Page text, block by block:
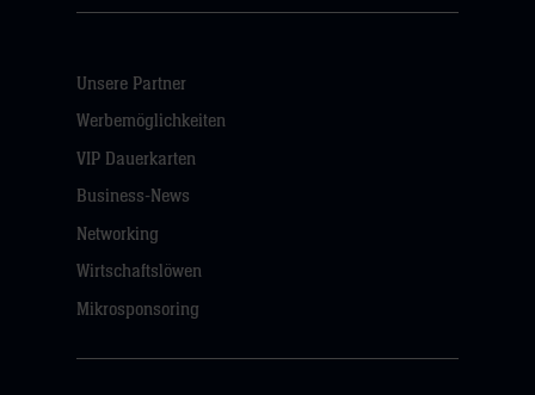
Unsere Partner
Werbemöglichkeiten
VIP Dauerkarten
Business-News
Networking
Wirtschaftslöwen
Mikrosponsoring